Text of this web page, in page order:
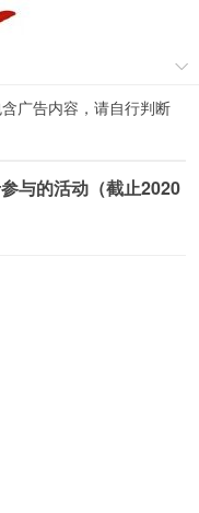
广告内容，请自行判断
与的活动（截止2020